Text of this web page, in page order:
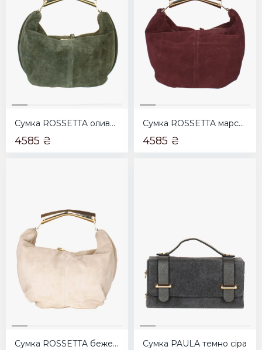
Сумка ROSSETTA оливкова
4585 ₴
Сумка ROSSETTA марсала
4585 ₴
Сумка ROSSETTA бежева Сумка PAULA темно сіра